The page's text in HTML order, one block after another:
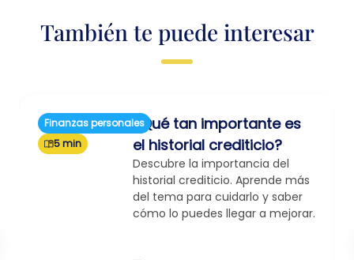
También te puede interesar
Finanzas personales
5 min
¿Qué tan importante es
el historial crediticio?
Descubre la importancia del
historial crediticio. Aprende más
del tema para cuidarlo y saber
cómo lo puedes llegar a mejorar.